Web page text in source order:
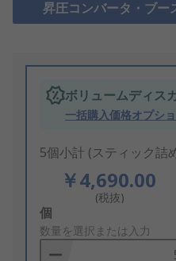
昇圧コンバータ・ブー
ボリュームディス
一括購入価格オプシ
5個小計 (スティック詰
￥4,690.00
(税抜)
Add
to
Basket
個
数量を選択または入力